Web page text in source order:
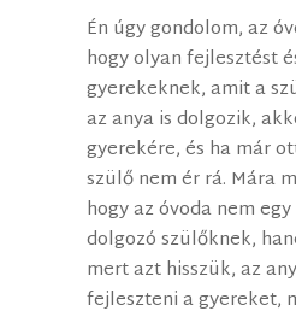
Én úgy gondolom, az
hogy olyan fejlesztést
gyerekeknek, amit a
az anya is dolgozik,
gyerekére, és ha már
szülő nem ér rá. Mára
hogy az óvoda nem
dolgozó szülőknek,
mert azt hisszük, az
fejleszteni a gyereket,